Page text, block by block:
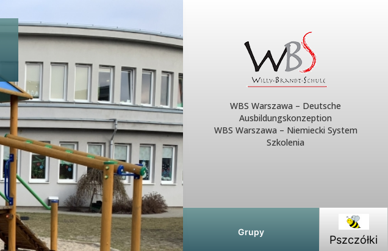
WBS Warszawa – Deutsche
Ausbildungskonzeption
WBS Warszawa – Niemiecki System
Szkolenia
Grupy
Pszczółki